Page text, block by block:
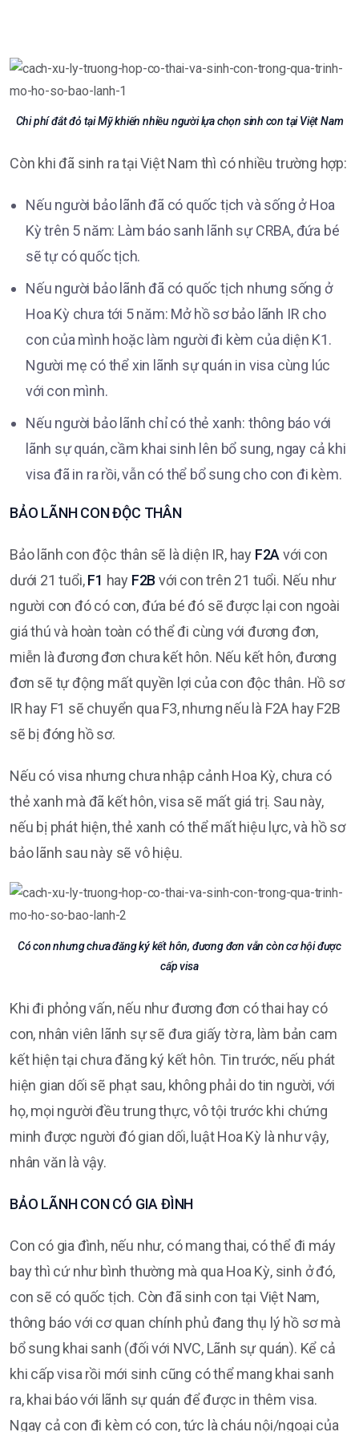
Chi phí đắt đỏ tại Mỹ khiến nhiều người lựa chọn sinh con tại Việt Nam
Còn khi đã sinh ra tại Việt Nam thì có nhiều trường hợp:
Nếu người bảo lãnh đã có quốc tịch và sống ở Hoa
Kỳ trên 5 năm: Làm báo sanh lãnh sự CRBA, đứa bé
sẽ tự có quốc tịch.
Nếu người bảo lãnh đã có quốc tịch nhưng sống ở
Hoa Kỳ chưa tới 5 năm: Mở hồ sơ bảo lãnh IR cho
con của mình hoặc làm người đi kèm của diện K1.
Người mẹ có thể xin lãnh sự quán in visa cùng lúc
với con mình.
Nếu người bảo lãnh chỉ có thẻ xanh: thông báo với
lãnh sự quán, cầm khai sinh lên bổ sung, ngay cả khi
visa đã in ra rồi, vẫn có thể bổ sung cho con đi kèm.
BẢO LÃNH CON ĐỘC THÂN
Bảo lãnh con độc thân sẽ là diện IR, hay F2Avới con
dưới 21 tuổi,F1 hay F2B với con trên 21 tuổi. Nếu như
người con đó có con, đứa bé đó sẽ được lại con ngoài
giá thú và hoàn toàn có thể đi cùng với đương đơn,
miễn là đương đơn chưa kết hôn. Nếu kết hôn, đương
đơn sẽ tự động mất quyền lợi của con độc thân. Hồ sơ
IR hay F1 sẽ chuyển qua F3, nhưng nếu là F2A hay F2B
sẽ bị đóng hồ sơ.
Nếu có visa nhưng chưa nhập cảnh Hoa Kỳ, chưa có
thẻ xanh mà đã kết hôn, visa sẽ mất giá trị. Sau này,
nếu bị phát hiện, thẻ xanh có thể mất hiệu lực, và hồ sơ
bảo lãnh sau này sẽ vô hiệu.
Có con nhưng chưa đăng ký kết hôn, đương đơn vẫn còn cơ hội được
cấp visa
Khi đi phỏng vấn, nếu như đương đơn có thai hay có
con, nhân viên lãnh sự sẽ đưa giấy tờ ra, làm bản cam
kết hiện tại chưa đăng ký kết hôn. Tin trước, nếu phát
hiện gian dối sẽ phạt sau, không phải do tin người, với
họ, mọi người đều trung thực, vô tội trước khi chứng
minh được người đó gian dối, luật Hoa Kỳ là như vậy,
nhân văn là vậy.
BẢO LÃNH CON CÓ GIA ĐÌNH
Con có gia đình, nếu như, có mang thai, có thể đi máy
bay thì cứ như bình thường mà qua Hoa Kỳ, sinh ở đó,
con sẽ có quốc tịch. Còn đã sinh con tại Việt Nam,
thông báo với cơ quan chính phủ đang thụ lý hồ sơ mà
bổ sung khai sanh (đối với NVC, Lãnh sự quán). Kể cả
khi cấp visa rồi mới sinh cũng có thể mang khai sanh
ra, khai báo với lãnh sự quán để được in thêm visa.
Ngay cả con đi kèm có con, tức là cháu nội/ngoại của